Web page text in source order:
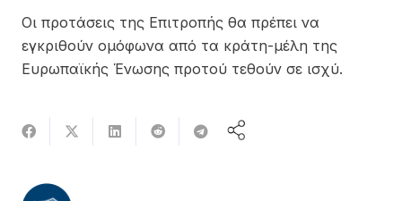
Οι προτάσεις της Επιτροπής θα πρέπει να
εγκριθούν ομόφωνα από τα κράτη-μέλη της
Ευρωπαϊκής Ένωσης προτού τεθούν σε ισχύ.